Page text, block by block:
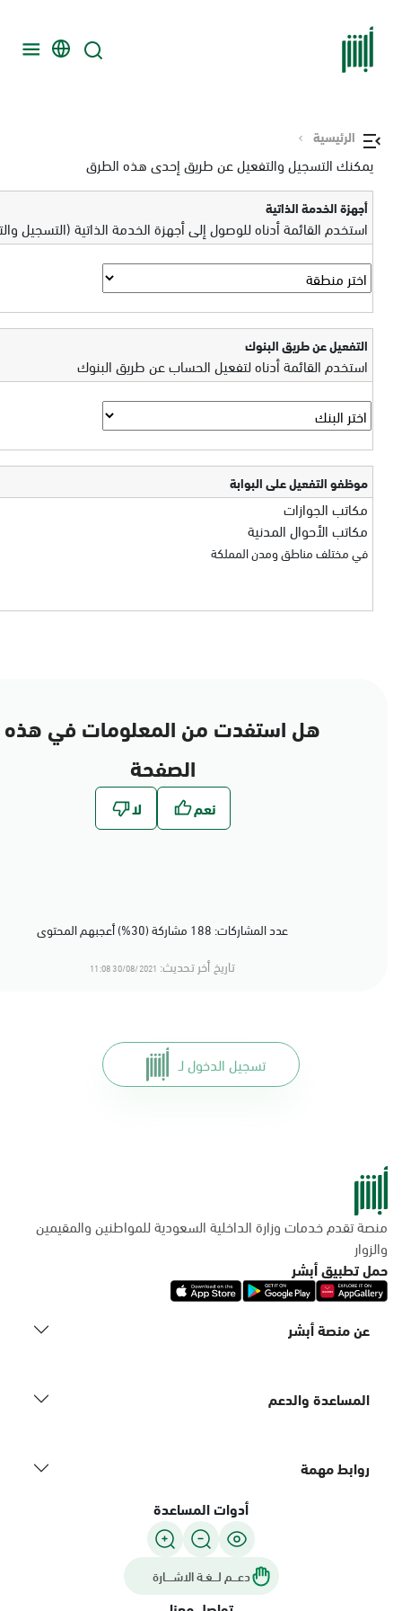
الرئيسية
يمكنك التسجيل والتفعيل عن طريق إحدى هذه الطرق
أجهزة الخدمة الذاتية
استخدم القائمة أدناه للوصول إلى أجهزة الخدمة الذاتية (التسجيل
التفعيل عن طريق البنوك
استخدم القائمة أدناه لتفعيل الحساب عن طريق البنوك
موظفو التفعيل على البوابة
مكاتب الجوازات
مكاتب الأحوال المدنية
في مختلف مناطق ومدن المملكة
هل استفدت من المعلومات في هذه
الصفحة
عدد المشاركات: 188 مشاركة (30%) أعجبهم المحتوى
تاريخ أخر تحديث: 30/08/2021 11:08
تسجيل الدخول لـ
منصة تقدم خدمات وزارة الداخلية السعودية للمواطنين والمقيمين
والزوار
حمل تطبيق أبشر
عن منصة أبشر
المساعدة والدعم
روابط مهمة
أدوات المساعدة
دعـــم لـــغـة الاشــــارة